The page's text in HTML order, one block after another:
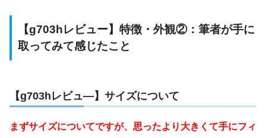
【g703hレビュー】特徴・外観②：筆者が手に
取ってみて感じたこと
【g703hレビュ―】サイズについて
まずサイズについてですが、思ったより大きくて手にフィ